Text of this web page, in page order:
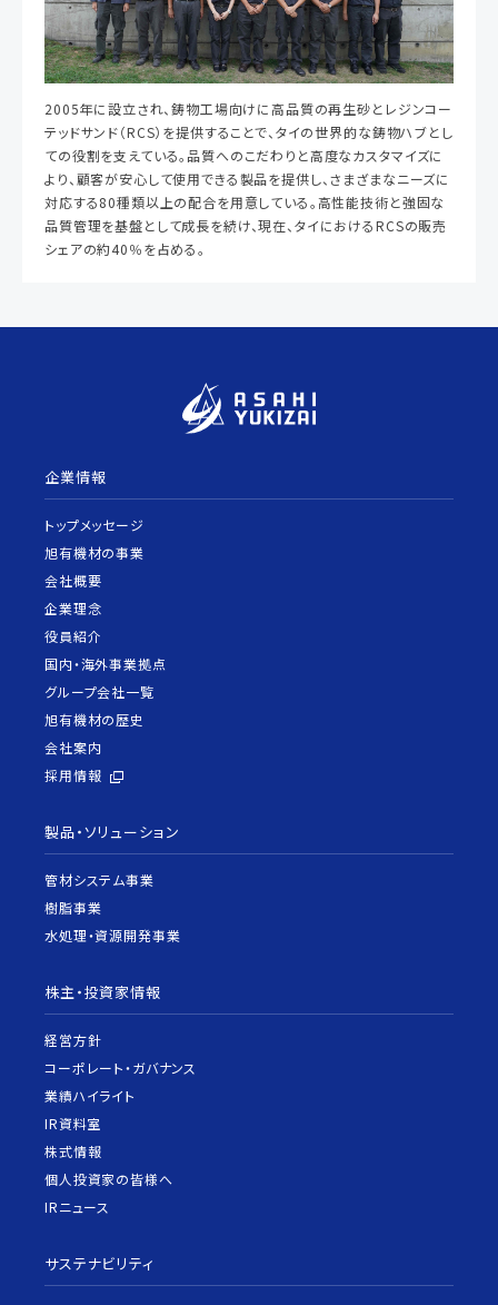
2005年に設立され、鋳物工場向けに高品質の再生砂とレジンコー
テッドサンド（RCS）を提供することで、タイの世界的な鋳物ハブとし
ての役割を支えている。品質へのこだわりと高度なカスタマイズに
より、顧客が安心して使用できる製品を提供し、さまざまなニーズに
対応する80種類以上の配合を用意している。高性能技術と強固な
品質管理を基盤として成長を続け、現在、タイにおけるRCSの販売
シェアの約40％を占める。
企業情報
トップメッセージ
旭有機材の事業
会社概要
企業理念
役員紹介
国内・海外事業拠点
グループ会社一覧
旭有機材の歴史
会社案内
採用情報
製品・ソリューション
管材システム事業
樹脂事業
水処理・資源開発事業
株主・投資家情報
経営方針
コーポレート・ガバナンス
業績ハイライト
IR資料室
株式情報
個人投資家の皆様へ
IRニュース
サステナビリティ